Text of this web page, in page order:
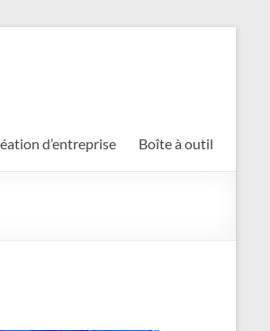
d’entreprise Boîte à outil